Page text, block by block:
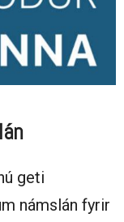
geti
námslán fyrir